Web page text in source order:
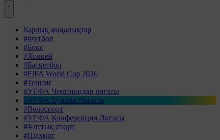
Барлық жаңалықтар
#Футбол
#Бокс
#Хоккей
#Баскетбол
#FIFA World Cup 2026
#Теннис
#УЕФА Чемпиондар лигасы
#УЕФА Еуропа Лигасы
#Велоспорт
#УЕФА Конференция Лигасы
#Ұлттық спорт
#Шахмат